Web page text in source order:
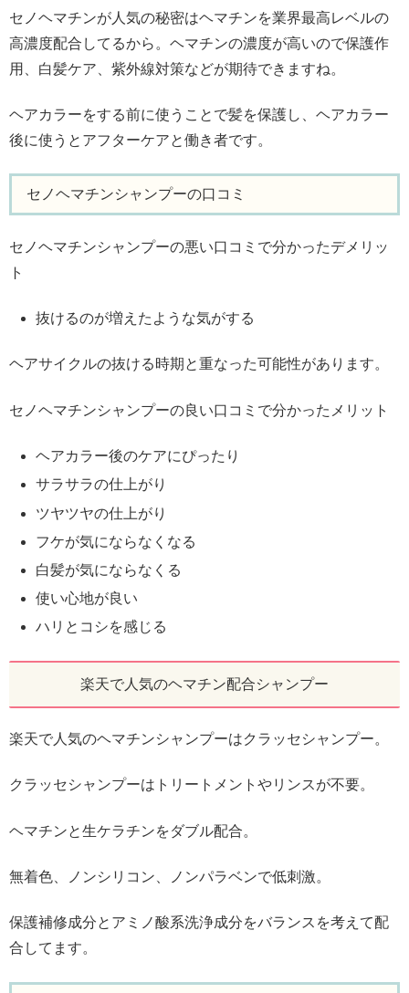
セノヘマチンが人気の秘密はヘマチンを業界最高レベルの
高濃度配合してるから。ヘマチンの濃度が高いので保護作
用、白髪ケア、紫外線対策などが期待できますね。
ヘアカラーをする前に使うことで髪を保護し、ヘアカラー
後に使うとアフターケアと働き者です。
セノヘマチンシャンプーの口コミ
セノヘマチンシャンプーの悪い口コミで分かったデメリッ
ト
抜けるのが増えたような気がする
ヘアサイクルの抜ける時期と重なった可能性があります。
セノヘマチンシャンプーの良い口コミで分かったメリット
ヘアカラー後のケアにぴったり
サラサラの仕上がり
ツヤツヤの仕上がり
フケが気にならなくなる
白髪が気にならなくる
使い心地が良い
ハリとコシを感じる
楽天で人気のヘマチン配合シャンプー
楽天で人気のヘマチンシャンプーはクラッセシャンプー。
クラッセシャンプーはトリートメントやリンスが不要。
ヘマチンと生ケラチンをダブル配合。
無着色、ノンシリコン、ノンパラベンで低刺激。
保護補修成分とアミノ酸系洗浄成分をバランスを考えて配
合してます。